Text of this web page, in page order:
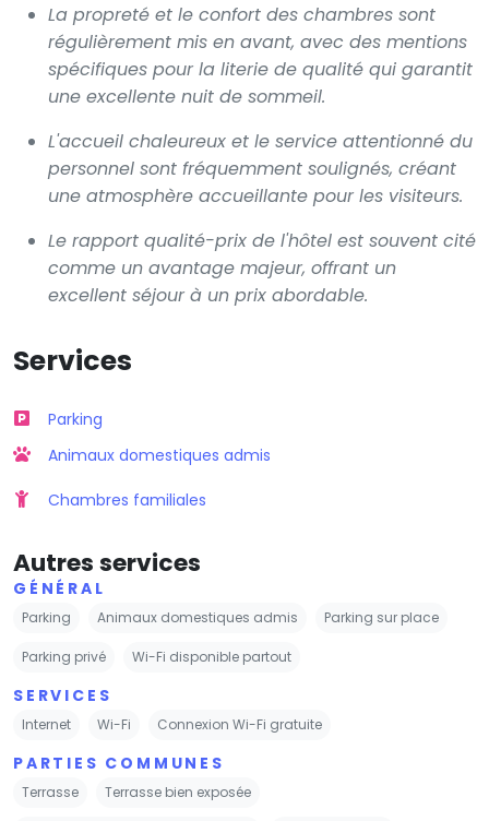
La propreté et le confort des chambres sont
régulièrement mis en avant, avec des mentions
spécifiques pour la literie de qualité qui garantit
une excellente nuit de sommeil.
L'accueil chaleureux et le service attentionné du
personnel sont fréquemment soulignés, créant
une atmosphère accueillante pour les visiteurs.
Le rapport qualité-prix de l'hôtel est souvent cité
comme un avantage majeur, offrant un
excellent séjour à un prix abordable.
Services
Parking
Animaux domestiques admis
Chambres familiales
Autres services
GÉNÉRAL
Parking Animaux domestiques admis Parking sur place
Parking privé Wi-Fi disponible partout
SERVICES
Internet Wi-Fi Connexion Wi-Fi gratuite
PARTIES COMMUNES
Terrasse Terrasse bien exposée